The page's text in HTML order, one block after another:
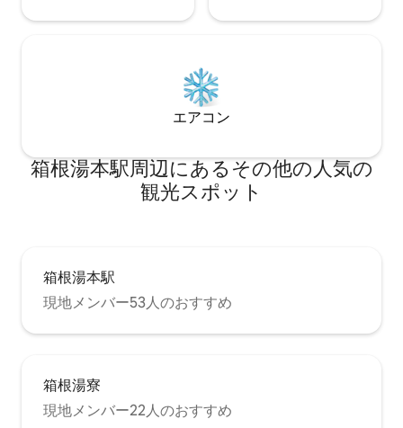
方面に電車や車で自由に移動ができま
エアコン
箱根湯本駅⁠周⁠辺⁠に⁠あ⁠るそ⁠の⁠他⁠の人⁠気⁠の
観⁠光⁠ス⁠ポ⁠ッ⁠ト
箱根湯本駅
現地メンバー53人のおすすめ
箱根湯寮
現地メンバー22人のおすすめ